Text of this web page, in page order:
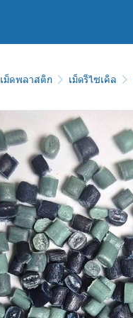
เม็ดพลาสติก เม็ดรีไซเคิล